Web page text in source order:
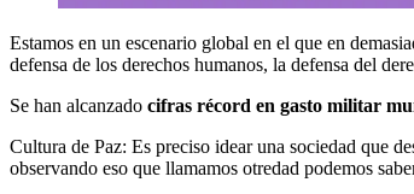
Estamos en un escenario global en el que en
defensa de los derechos humanos, la defensa del
Se han alcanzado cifras récord en gasto militar
Cultura de Paz: Es preciso idear una sociedad que
observando eso que llamamos otredad podemos